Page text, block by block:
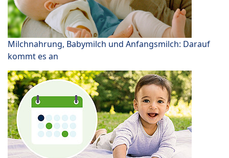
Milchnahrung, Babymilch und Anfangsmilch: Darauf
kommt es an